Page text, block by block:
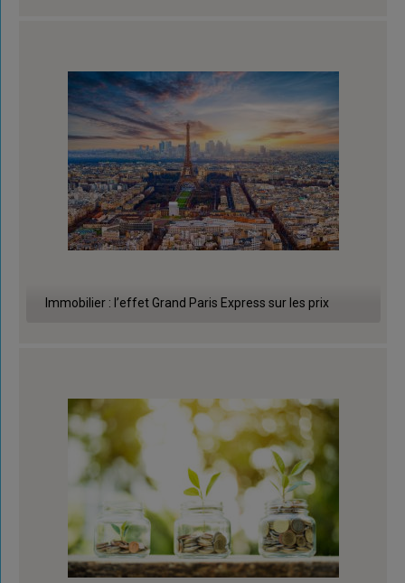
Immobilier : l’effet Grand Paris Express sur les prix